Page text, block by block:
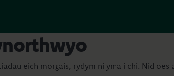
eich morgais, rydym ni yma i chi. Nid